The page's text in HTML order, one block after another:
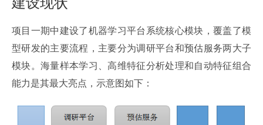
项目一期中建设了机器学习平台系统核心模块，覆盖了模
型研发的主要流程，主要分为调研平台和预估服务两大子
模块。海量样本学习、高维特征分析处理和自动特征组合
能力是其最大亮点，示意图如下：